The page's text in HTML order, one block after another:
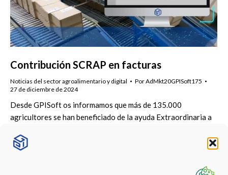
Contribución SCRAP en facturas
Noticias del sector agroalimentario y digital PorAdMkt20GPISoft175
27 de diciembre de 2024
Desde GPISoft os informamos que más de 135.000
agricultores se han beneficiado de la ayuda Extraordinaria a